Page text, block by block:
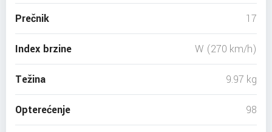
Prečnik 17
Index brzine W (270 km/h)
Težina 9.97 kg
Opterećenje 98